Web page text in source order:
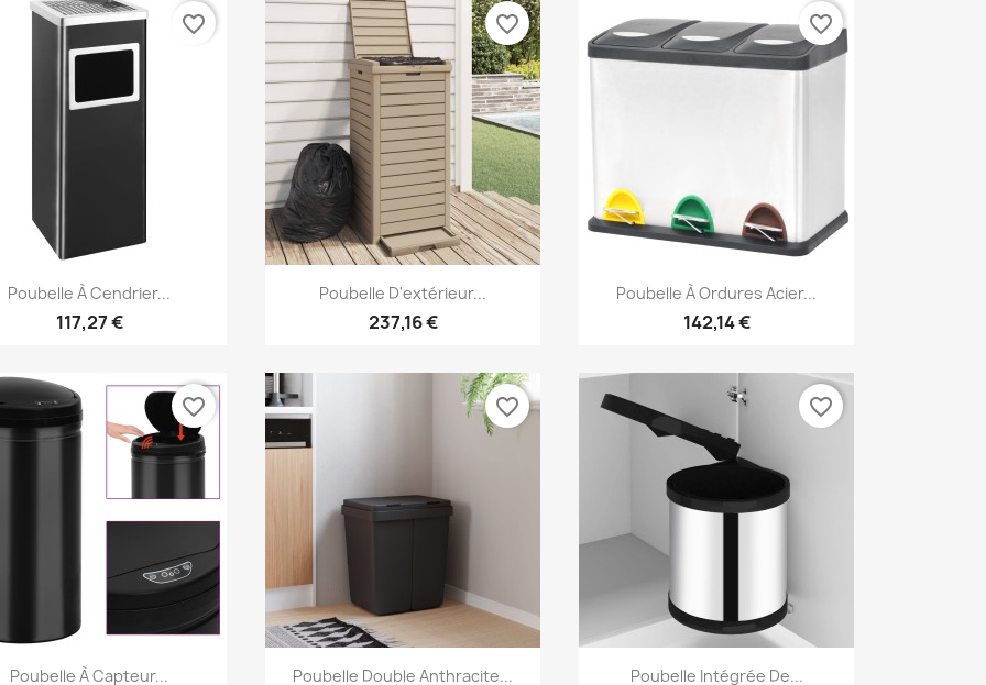
Aperçu rapide
Poubelle À Cendrier...
117,27 €
favorite_border
Aperçu rapide
Poubelle D'extérieur...
237,16 €
favorite_border
Aperçu rapide
Poubelle À Ordures Acier...
142,14 €
favorite_border
Aperçu rapide
Poubelle À Capteur...
favorite_border
Aperçu rapide
Poubelle Double Anthracite...
favorite_border
Aperçu rapide
Poubelle Intégrée De...
favorite_border